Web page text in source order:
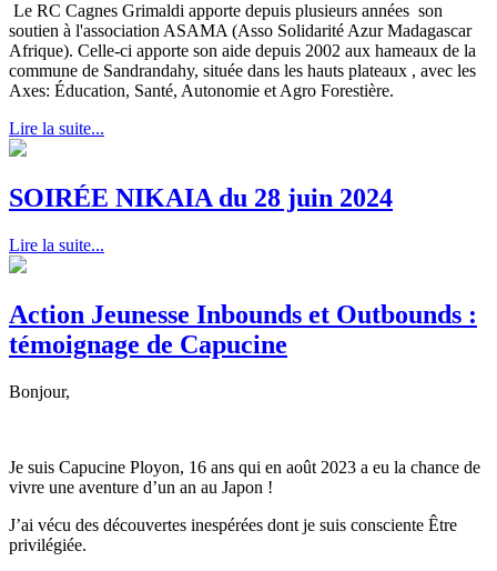
Le RC Cagnes Grimaldi apporte depuis plusieurs années son
soutien à l'association ASAMA (Asso Solidarité Azur Madagascar
Afrique). Celle-ci apporte son aide depuis 2002 aux hameaux de la
commune de Sandrandahy, située dans les hauts plateaux , avec les
Axes: Éducation, Santé, Autonomie et Agro Forestière.
Lire la suite...
SOIRÉE NIKAIA du 28 juin 2024
Lire la suite...
Action Jeunesse Inbounds et Outbounds :
témoignage de Capucine
Bonjour,
Je suis Capucine Ployon, 16 ans qui en août 2023 a eu la chance de
vivre une aventure d’un an au Japon !
J’ai vécu des découvertes inespérées dont je suis consciente Être
privilégiée.